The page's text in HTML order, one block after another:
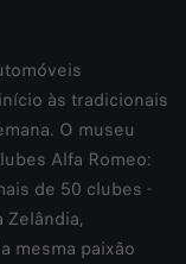
às tradicionais
O museu
Alfa Romeo:
de 50 clubes -
Zelândia,
mesma paixão